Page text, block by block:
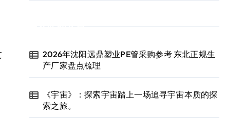
2026年沈阳远鼎塑业PE管采购参考 东北正规生
产厂家盘点梳理
《宇宙》：探索宇宙踏上一场追寻宇宙本质的探
索之旅。